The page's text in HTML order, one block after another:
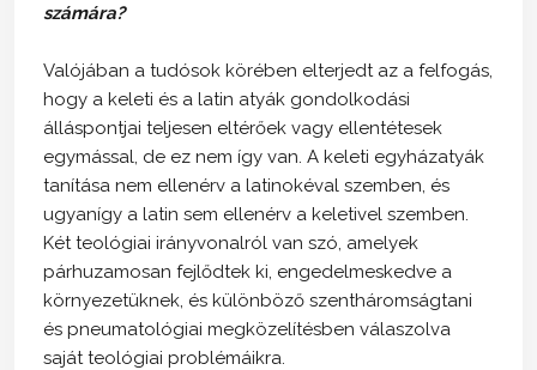
számára?
Valójában a tudósok körében elterjedt az a felfogás,
hogy a keleti és a latin atyák gondolkodási
álláspontjai teljesen eltérőek vagy ellentétesek
egymással, de ez nem így van. A keleti egyházatyák
tanítása nem ellenérv a latinokéval szemben, és
ugyanígy a latin sem ellenérv a keletivel szemben.
Két teológiai irányvonalról van szó, amelyek
párhuzamosan fejlődtek ki, engedelmeskedve a
környezetüknek, és különböző szentháromságtani
és pneumatológiai megközelítésben válaszolva
saját teológiai problémáikra.